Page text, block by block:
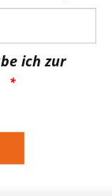
ich zur